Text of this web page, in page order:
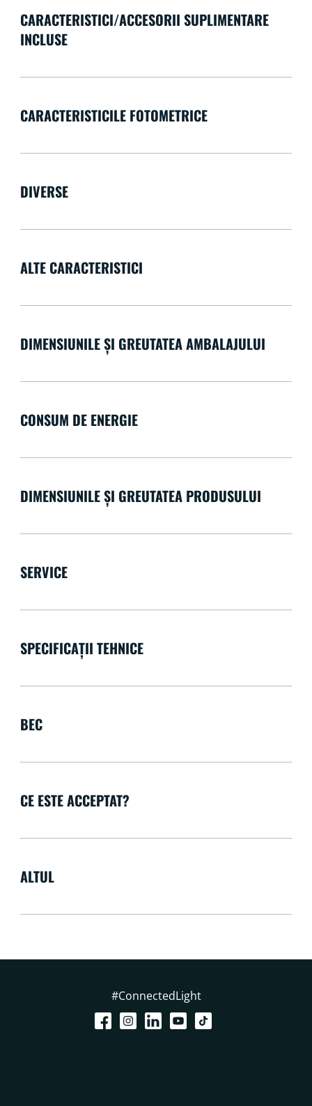
CARACTERISTICI/ACCESORII SUPLIMENTARE
INCLUSE
CARACTERISTICILE FOTOMETRICE
DIVERSE
ALTE CARACTERISTICI
DIMENSIUNILE ȘI GREUTATEA AMBALAJULUI
CONSUM DE ENERGIE
DIMENSIUNILE ȘI GREUTATEA PRODUSULUI
SERVICE
SPECIFICAȚII TEHNICE
BEC
CE ESTE ACCEPTAT?
ALTUL
#ConnectedLight